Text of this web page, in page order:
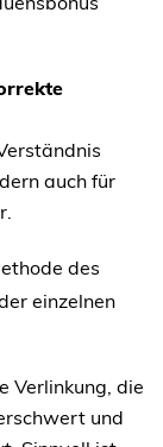
auch für
des
einzelnen
Verlinkung, die
und